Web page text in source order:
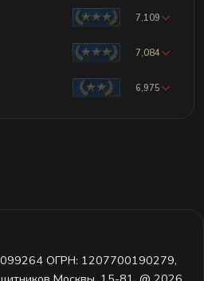
7,109
7,084
6,975
ОГРН: 1207700190279,